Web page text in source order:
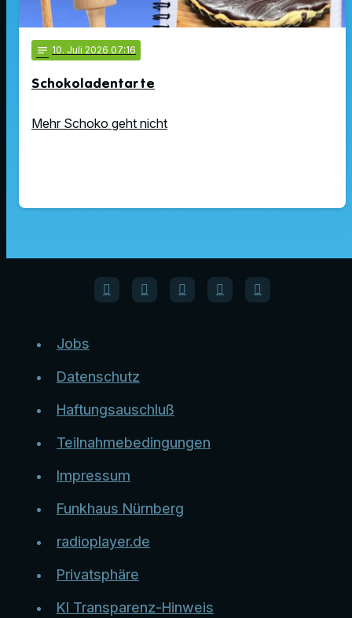
notes 10. Juli 2026 07:16
Schokoladentarte
Mehr Schoko geht nicht
Jobs
Datenschutz
Haftungsauschluß
Teilnahmebedingungen
Impressum
Funkhaus Nürnberg
radioplayer.de
Privatsphäre
KI Transparenz-Hinweis